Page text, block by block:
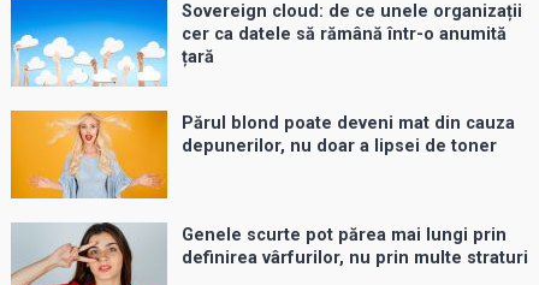
Sovereign cloud: de ce unele organizații
cer ca datele să rămână într-o anumită
țară
Părul blond poate deveni mat din cauza
depunerilor, nu doar a lipsei de toner
Genele scurte pot părea mai lungi prin
definirea vârfurilor, nu prin multe straturi